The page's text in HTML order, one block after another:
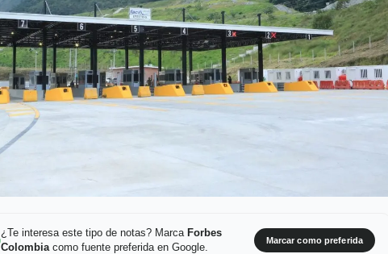
¿Te interesa este tipo de notas? Marca Forbes
Colombiacomo fuente preferida en Google.
Marcar como preferida